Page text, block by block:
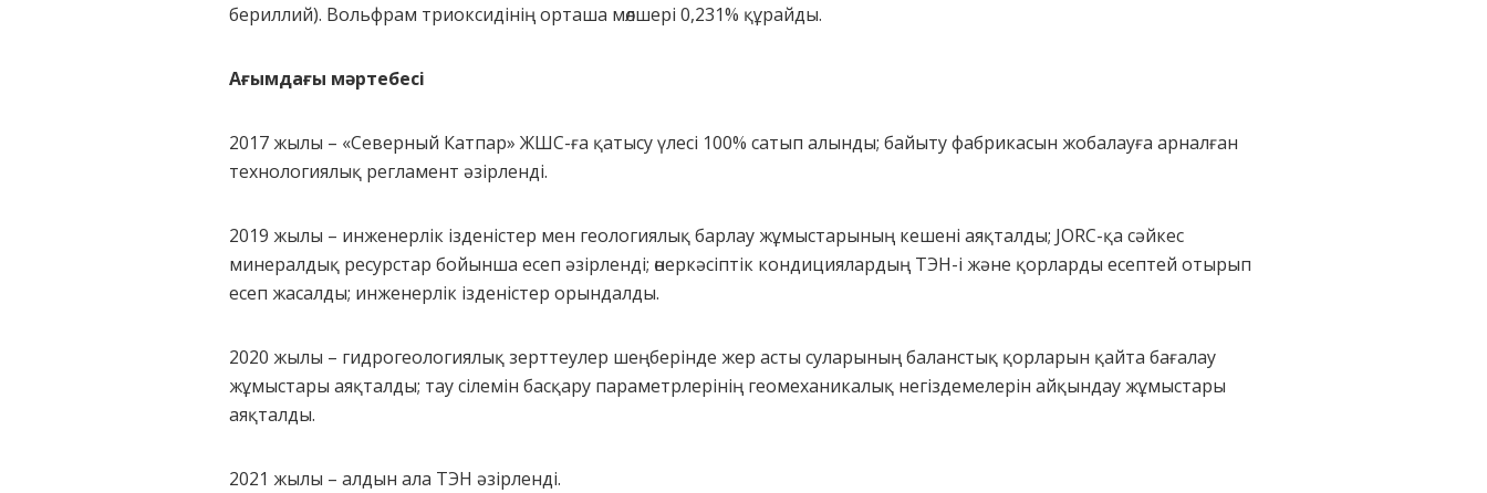
бериллий). Вольфрам триоксидінің орташа мөлшері 0,231% құрайды.
Ағымдағы мәртебесі
2017 жылы – «Северный Катпар» ЖШС-ға қатысу үлесі 100% сатып алынды; байыту фабрикасын жобалауға арналған
технологиялық регламент әзірленді.
2019 жылы – инженерлік ізденістер мен геологиялық барлау жұмыстарының кешені аяқталды; JORC-қа сәйкес
минералдық ресурстар бойынша есеп әзірленді; өнеркәсіптік кондициялардың ТЭН-і және қорларды есептей отырып
есеп жасалды; инженерлік ізденістер орындалды.
2020 жылы – гидрогеологиялық зерттеулер шеңберінде жер асты суларының баланстық қорларын қайта бағалау
жұмыстары аяқталды; тау сілемін басқару параметрлерінің геомеханикалық негіздемелерін айқындау жұмыстары
аяқталды.
2021 жылы – алдын ала ТЭН әзірленді.